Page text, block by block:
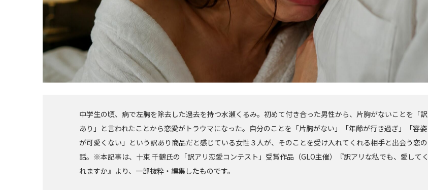
中学生の頃、病で左胸を除去した過去を持つ水瀬くるみ。初めて付き合った男性から、片胸がないことを「訳
あり」と言われたことから恋愛がトラウマになった。自分のことを「片胸がない」「年齢が行き過ぎ」「容姿
が可愛くない」という訳あり商品だと感じている女性３人が、そのことを受け入れてくれる相手と出会う恋の
話。※本記事は、十束 千鶴氏の「訳アリ恋愛コンテスト」受賞作品（GLO主催）『訳アリな私でも、愛してく
れますか』より、一部抜粋・編集したものです。